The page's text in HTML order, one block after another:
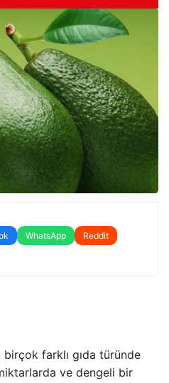
WhatsApp
Reddit
farklı gıda türünde
ve dengeli bir